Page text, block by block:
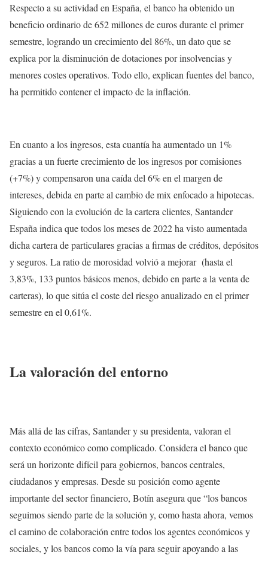
Respecto a su actividad en España, el banco ha obtenido un
beneficio ordinario de 652 millones de euros durante el primer
semestre, logrando un crecimiento del 86%, un dato que se
explica por la disminución de dotaciones por insolvencias y
menores costes operativos. Todo ello, explican fuentes del banco,
ha permitido contener el impacto de la inflación.
En cuanto a los ingresos, esta cuantía ha aumentado un 1%
gracias a un fuerte crecimiento de los ingresos por comisiones
(+7%) y compensaron una caída del 6% en el margen de
intereses, debida en parte al cambio de mix enfocado a hipotecas.
Siguiendo con la evolución de la cartera clientes, Santander
España indica que todos los meses de 2022 ha visto aumentada
dicha cartera de particulares gracias a firmas de créditos, depósitos
y seguros. La ratio de morosidad volvió a mejorar (hasta el
3,83%, 133 puntos básicos menos, debido en parte a la venta de
carteras), lo que sitúa el coste del riesgo anualizado en el primer
semestre en el 0,61%.
La valoración del entorno
Más allá de las cifras, Santander y su presidenta, valoran el
contexto económico como complicado. Considera el banco que
será un horizonte difícil para gobiernos, bancos centrales,
ciudadanos y empresas. Desde su posición como agente
importante del sector financiero, Botín asegura que “los bancos
seguimos siendo parte de la solución y, como hasta ahora, vemos
el camino de colaboración entre todos los agentes económicos y
sociales, y los bancos como la vía para seguir apoyando a las